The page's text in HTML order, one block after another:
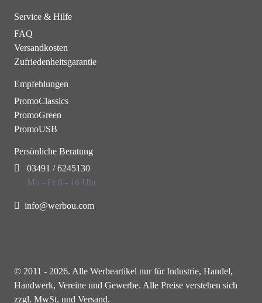
Service & Hilfe
FAQ
Versandkosten
Zufriedenheitsgarantie
Empfehlungen
PromoClassics
PromoGreen
PromoUSB
Persönliche Beratung
03491 / 6245130
Mo - Fr 8 - 16 Uhr
info@werbou.com
© 2011 - 2026. Alle Werbeartikel nur für Industrie, Handel,
Handwerk, Vereine und Gewerbe. Alle Preise verstehen sich
zzgl. MwSt. und Versand.